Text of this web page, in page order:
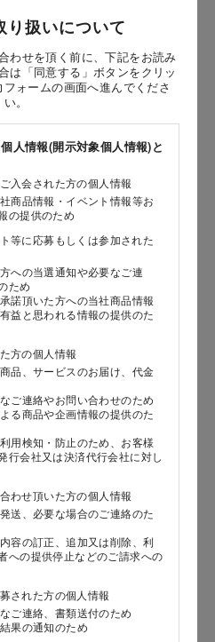
り扱いについて
わせを頂く前に、下記をお読み
は「同意する」ボタンをクリッ
ォームの画面へ進んでくださ
い。
人情報(開示対象個人情報)と
入会された方の個人情報
商品情報・イベント情報等お
の提供のため
等に応募もしくは参加された
への当選通知や必要なご連
ため
諾頂いた方への当社商品情報
益と思われる情報の提供のた
方の個人情報
品、サービスのお届け、代金
ご連絡やお問い合わせのため
る商品や企画情報の提供のた
用検知・防止のため、お客様
行会社又は決済代行会社に対し
わせ頂いた方の個人情報
送、必要な場合のご連絡のた
容の訂正、追加又は削除、利
への提供停止などのご請求への
された方の個人情報
ご連絡、書類送付のため
果の通知のため
いデコレーション 14cm